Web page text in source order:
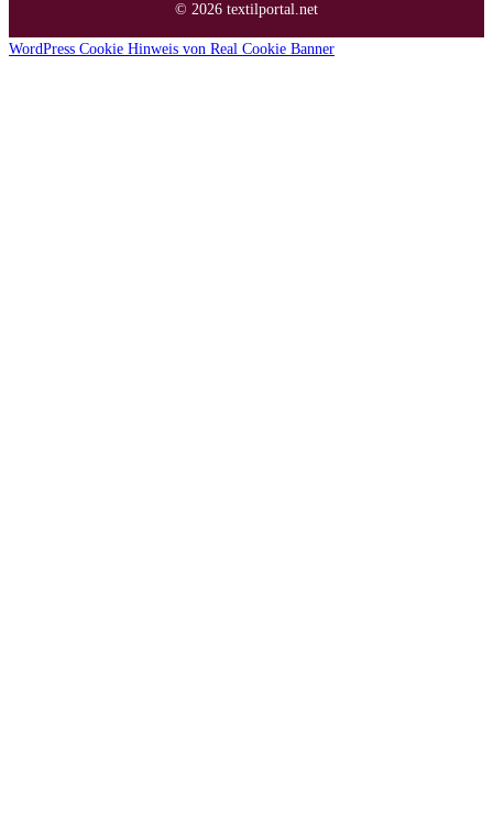
© 2026 textilportal.net
WordPress Cookie Hinweis von Real Cookie Banner